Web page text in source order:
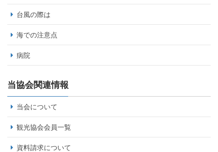
台風の際は
海での注意点
病院
当協会関連情報
当会について
観光協会会員一覧
資料請求について